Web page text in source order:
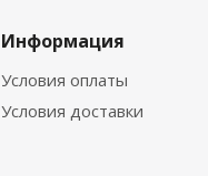
Информация
Условия оплаты
Условия доставки